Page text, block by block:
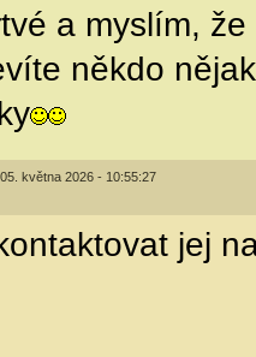
a myslím,
někdo
května 2026 - 10:55:27
jej